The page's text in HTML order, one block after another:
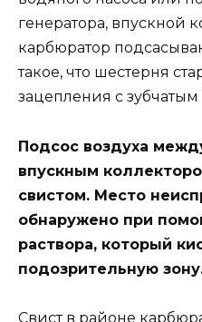
генератора, впускной
карбюратор
такое, что шестерня
зацепления с
Подсос воздуха
впускным
свистом. Место
обнаружено при
раствора, который
подозрительную
Свист в районе